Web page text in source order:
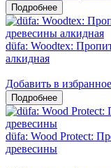
düfa: Woodtex:
алкидная
Добавить в избранное
düfa: Wood Protect:
древесины